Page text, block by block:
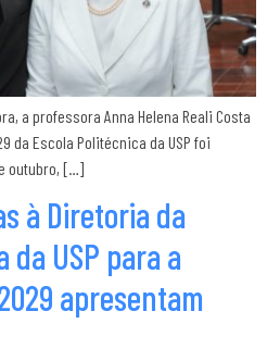
a professora Anna Helena Reali Costa
da Escola Politécnica da USP foi
outubro, […]
à Diretoria da
USP para a
apresentam